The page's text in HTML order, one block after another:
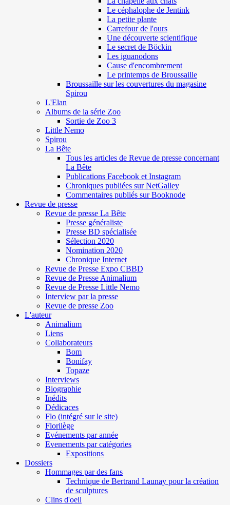
Le céphalophe de Jentink
La petite plante
Carrefour de l'ours
Une découverte scientifique
Le secret de Böckin
Les iguanodons
Cause d'encombrement
Le printemps de Broussaille
Broussaille sur les couvertures du magasine
Spirou
L'Elan
Albums de la série Zoo
Sortie de Zoo 3
Little Nemo
Spirou
La Bête
Tous les articles de Revue de presse concernant
La Bête
Publications Facebook et Instagram
Chroniques publiées sur NetGalley
Commentaires publiés sur Booknode
Revue de presse
Revue de presse La Bête
Presse généraliste
Presse BD spécialisée
Sélection 2020
Nomination 2020
Chronique Internet
Revue de Presse Expo CBBD
Revue de Presse Animalium
Revue de Presse Little Nemo
Interview par la presse
Revue de presse Zoo
L'auteur
Animalium
Liens
Collaborateurs
Bom
Bonifay
Topaze
Interviews
Biographie
Inédits
Dédicaces
Flo (intégré sur le site)
Florilège
Evénements par année
Evenements par catégories
Expositions
Dossiers
Hommages par des fans
Technique de Bertrand Launay pour la création
de sculptures
Clins d'oeil